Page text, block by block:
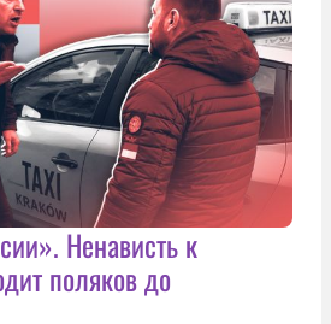
Ненависть к
поляков до